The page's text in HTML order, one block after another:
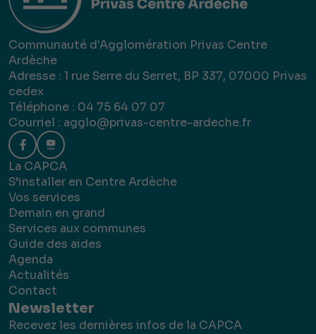
Communauté d'Agglomération Privas Centre
Ardèche
Adresse : 1 rue Serre du Serret, BP 337, 07000 Privas
cedex
Téléphone : 04 75 64 07 07
Courriel : agglo@privas-centre-ardeche.fr
La CAPCA
S’installer en Centre Ardèche
Vos services
Demain en grand
Services aux communes
Guide des aides
Agenda
Actualités
Contact
Newsletter
Recevez les dernières infos de la CAPCA